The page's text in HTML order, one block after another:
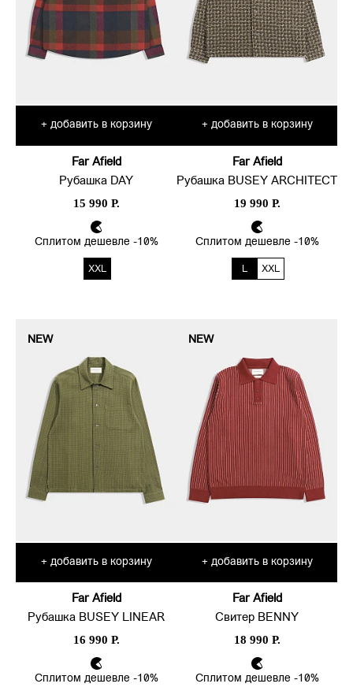
+ добавить в корзину
Far Afield
Рубашка DAY
15 990 Р.
Сплитом дешевле -10%
XXL
+ добавить в корзину
Far Afield
Рубашка BUSEY ARCHITECT
19 990 Р.
Сплитом дешевле -10%
L XXL
NEW
+ добавить в корзину
Far Afield
Рубашка BUSEY LINEAR
16 990 Р.
Сплитом дешевле -10%
NEW
+ добавить в корзину
Far Afield
Свитер BENNY
18 990 Р.
Сплитом дешевле -10%